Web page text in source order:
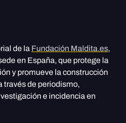
de la Fundación Maldita.es,
en España, que protege la
y promueve la construcción
través de periodismo,
e incidencia en